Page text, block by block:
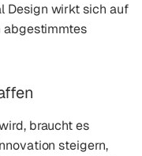
Design wirkt sich auf
abgestimmtes
braucht es
steigern,